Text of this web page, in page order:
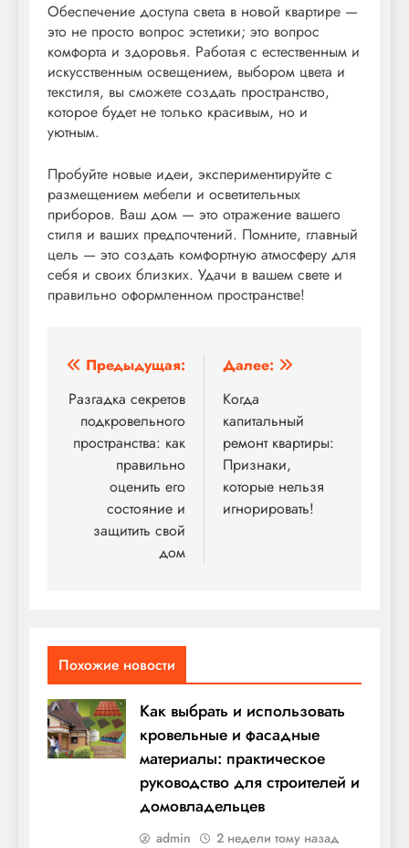
Обеспечение доступа света в новой квартире —
это не просто вопрос эстетики; это вопрос
комфорта и здоровья. Работая с естественным и
искусственным освещением, выбором цвета и
текстиля, вы сможете создать пространство,
которое будет не только красивым, но и
уютным.
Пробуйте новые идеи, экспериментируйте с
размещением мебели и осветительных
приборов. Ваш дом — это отражение вашего
стиля и ваших предпочтений. Помните, главный
цель — это создать комфортную атмосферу для
себя и своих близких. Удачи в вашем свете и
правильно оформленном пространстве!
Навигация
по
записям
Предыдущая:
Разгадка секретов
подкровельного
пространства: как
правильно
оценить его
состояние и
защитить свой
дом
Далее:
Когда
капитальный
ремонт квартиры:
Признаки,
которые нельзя
игнорировать!
Похожие новости
Как выбрать и использовать
кровельные и фасадные
материалы: практическое
руководство для строителей и
домовладельцев
admin 2 недели тому назад